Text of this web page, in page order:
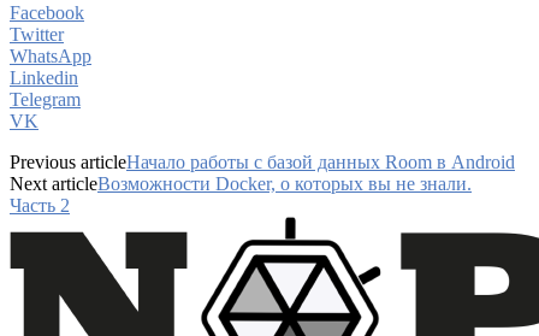
Facebook
Twitter
WhatsApp
Linkedin
Telegram
VK
Previous articleНачало работы с базой данных Room в Android
Next articleВозможности Docker, о которых вы не знали.
Часть 2